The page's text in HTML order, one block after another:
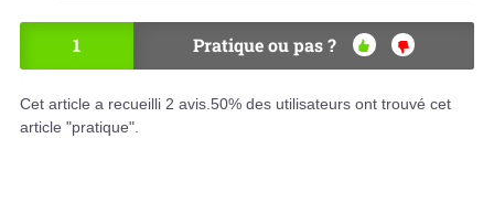
1 Pratique ou pas ?
OU
NO
N
Cet article a recueilli 2 avis. 50% des utilisateurs ont trouvé cet
article "pratique".